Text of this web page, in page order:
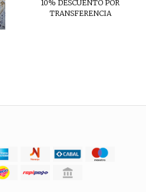
10% DESCUENTO POR
TRANSFERENCIA